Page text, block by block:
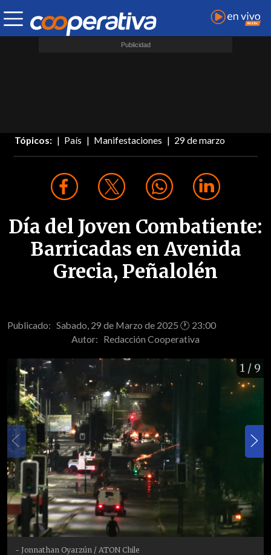
Tópicos: País Manifestaciones 29 de marzo
Día del Joven Combatiente:
Barricadas en Avenida
Grecia, Peñalolén
Publicado: Sabado, 29 de Marzo de 2025 🕐 23:00
Autor: Redacción Cooperativa
1 / 9
- Jonnathan Oyarzún / ATON Chile